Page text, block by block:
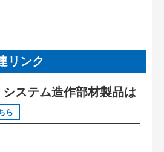
リンク
ステム造作部材製品は
ら